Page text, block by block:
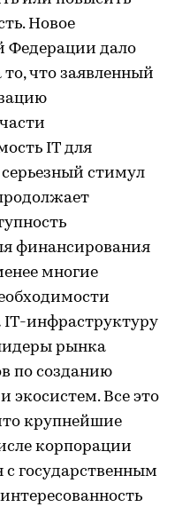
Новое
Федерации дало
что заявленный
IT для
стимул
финансирования
многие
инфраструктуру
рынка
по созданию
экосистем. Все это
крупнейшие
корпорации
государственным